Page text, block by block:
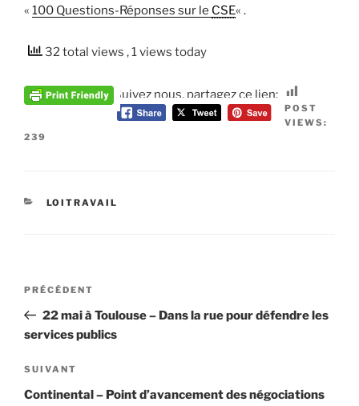
« 100 Questions-Réponses sur le CSE« .
32 total views , 1 views today
Suivez nous, partagez ce lien:
POST
VIEWS:
239
CATÉGORIES
LOITRAVAIL
Navigation
l’article
Article
précédent
PRÉCÉDENT
22 mai à Toulouse – Dans la rue pour défendre les
services publics
Article
suivant
SUIVANT
Continental – Point d’avancement des négociations